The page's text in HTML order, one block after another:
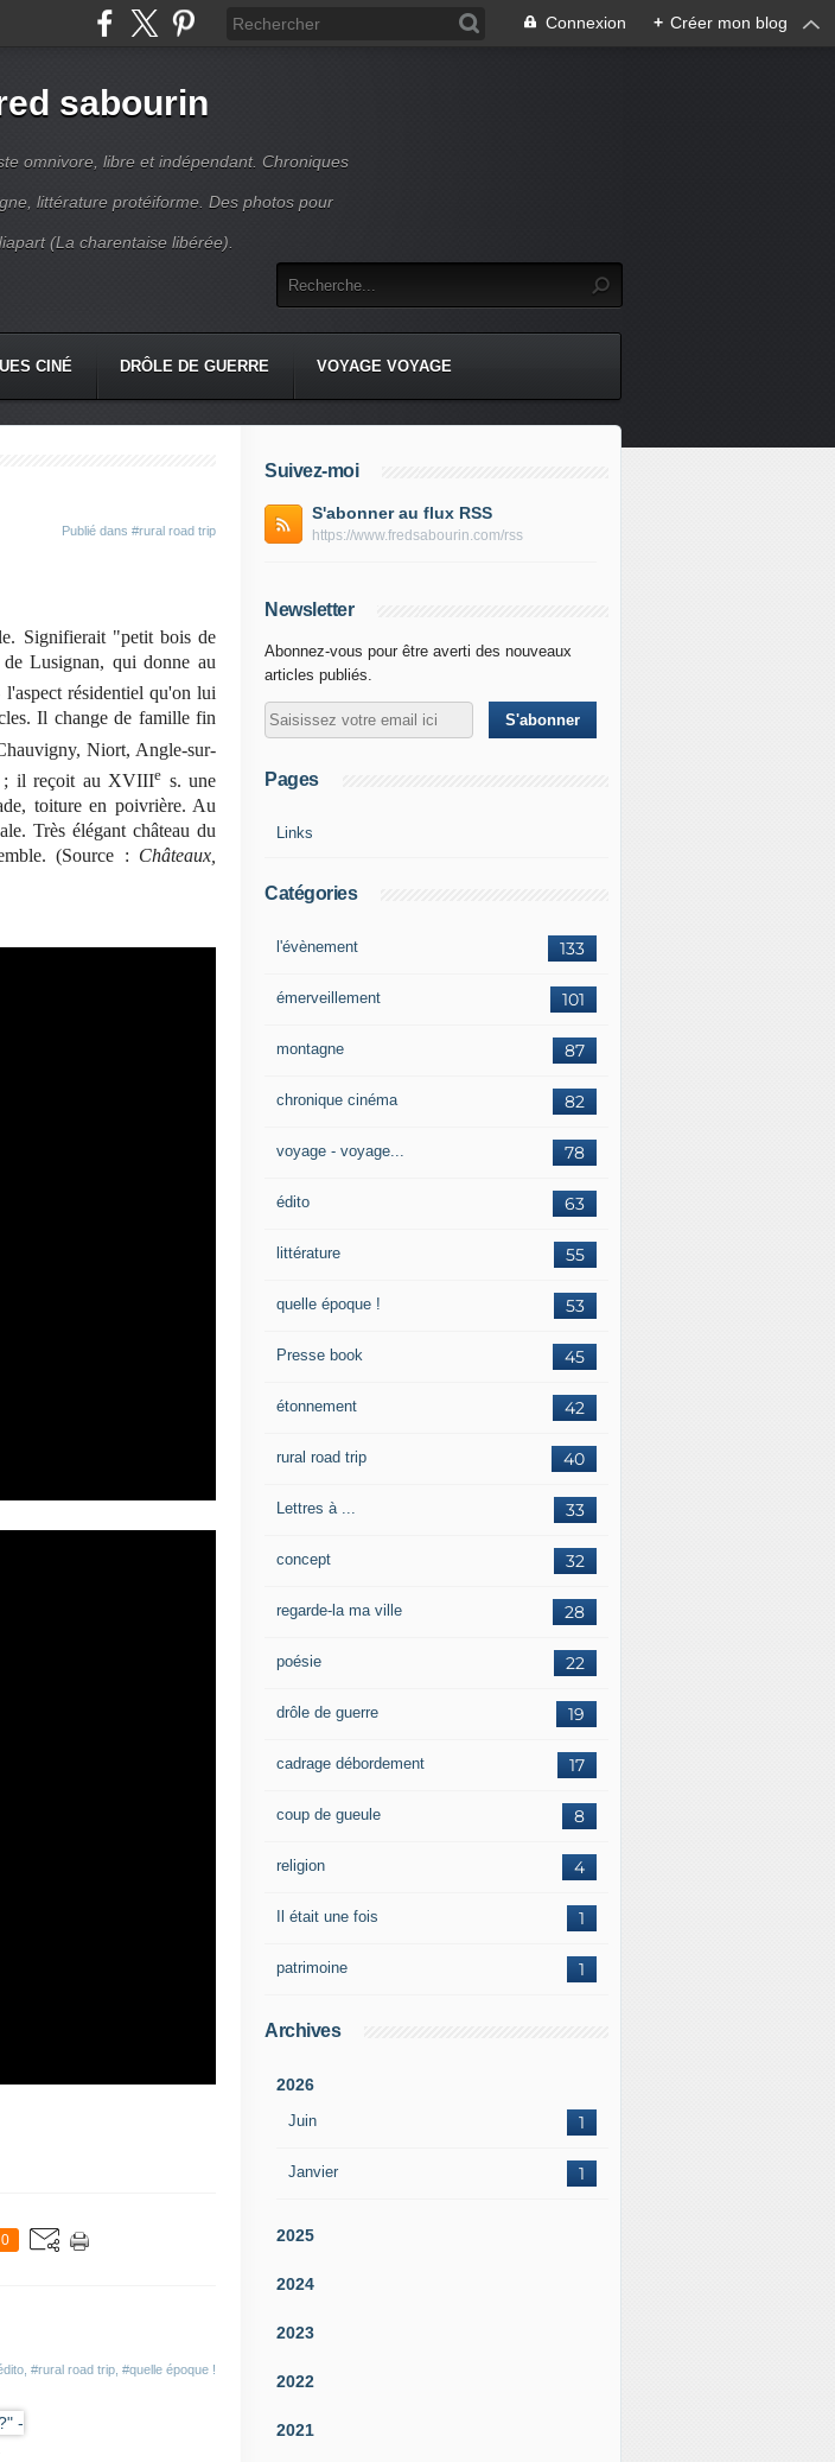
Connexion + Créer mon blog
sabourin
omnivore, libre et indépendant. Chroniques
littérature protéiforme. Des photos pour
(La charentaise libérée).
CINÉ DRÔLE DE GUERRE VOYAGE VOYAGE
Publié dans #rural road trip
Signifierait "petit bois de
Lusignan, qui donne au
l'aspect résidentiel qu'on lui
Il change de famille fin
Niort, Angle-sur-
; il reçoit au XVIIIe s. une
toiture en poivrière. Au
Très élégant château du
(Source : Châteaux,
0
#rural road trip #quelle époque !
Suivez-moi
S'abonner au flux RSS
https://www.fredsabourin.com/rss
Newsletter
Abonnez-vous pour être averti des nouveaux
articles publiés.
Pages
Links
Catégories
133
l'évènement
101
émerveillement
87
montagne
82
chronique cinéma
78
voyage - voyage...
63
édito
55
littérature
53
quelle époque !
45
Presse book
42
étonnement
40
rural road trip
33
Lettres à ...
32
concept
28
regarde-la ma ville
22
poésie
19
drôle de guerre
17
cadrage débordement
8
coup de gueule
4
religion
1
Il était une fois
1
patrimoine
Archives
2026
Juin 1
Janvier 1
2025
2024
2023
2022
2021